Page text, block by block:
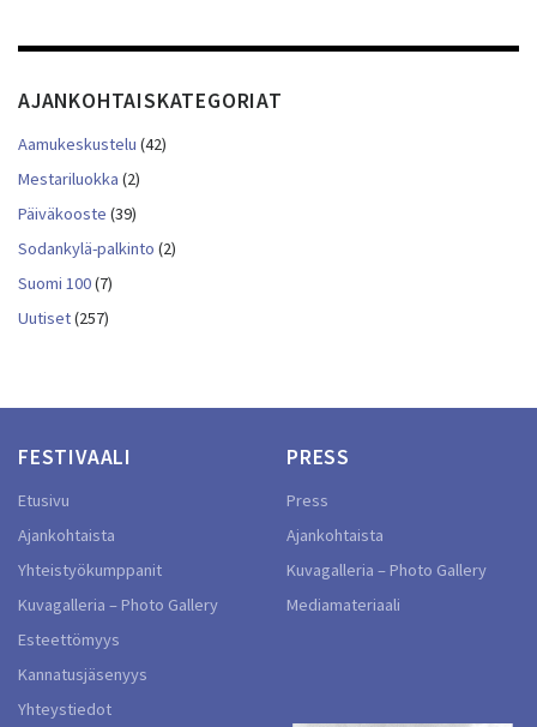
AJANKOHTAISKATEGORIAT
Aamukeskustelu (42)
Mestariluokka (2)
Päiväkooste (39)
Sodankylä-palkinto (2)
Suomi 100(7)
Uutiset(257)
FESTIVAALI
Etusivu
Ajankohtaista
Yhteistyökumppanit
Kuvagalleria – Photo Gallery
Esteettömyys
Kannatusjäsenyys
Yhteystiedot
PRESS
Press
Ajankohtaista
Kuvagalleria – Photo Gallery
Mediamateriaali